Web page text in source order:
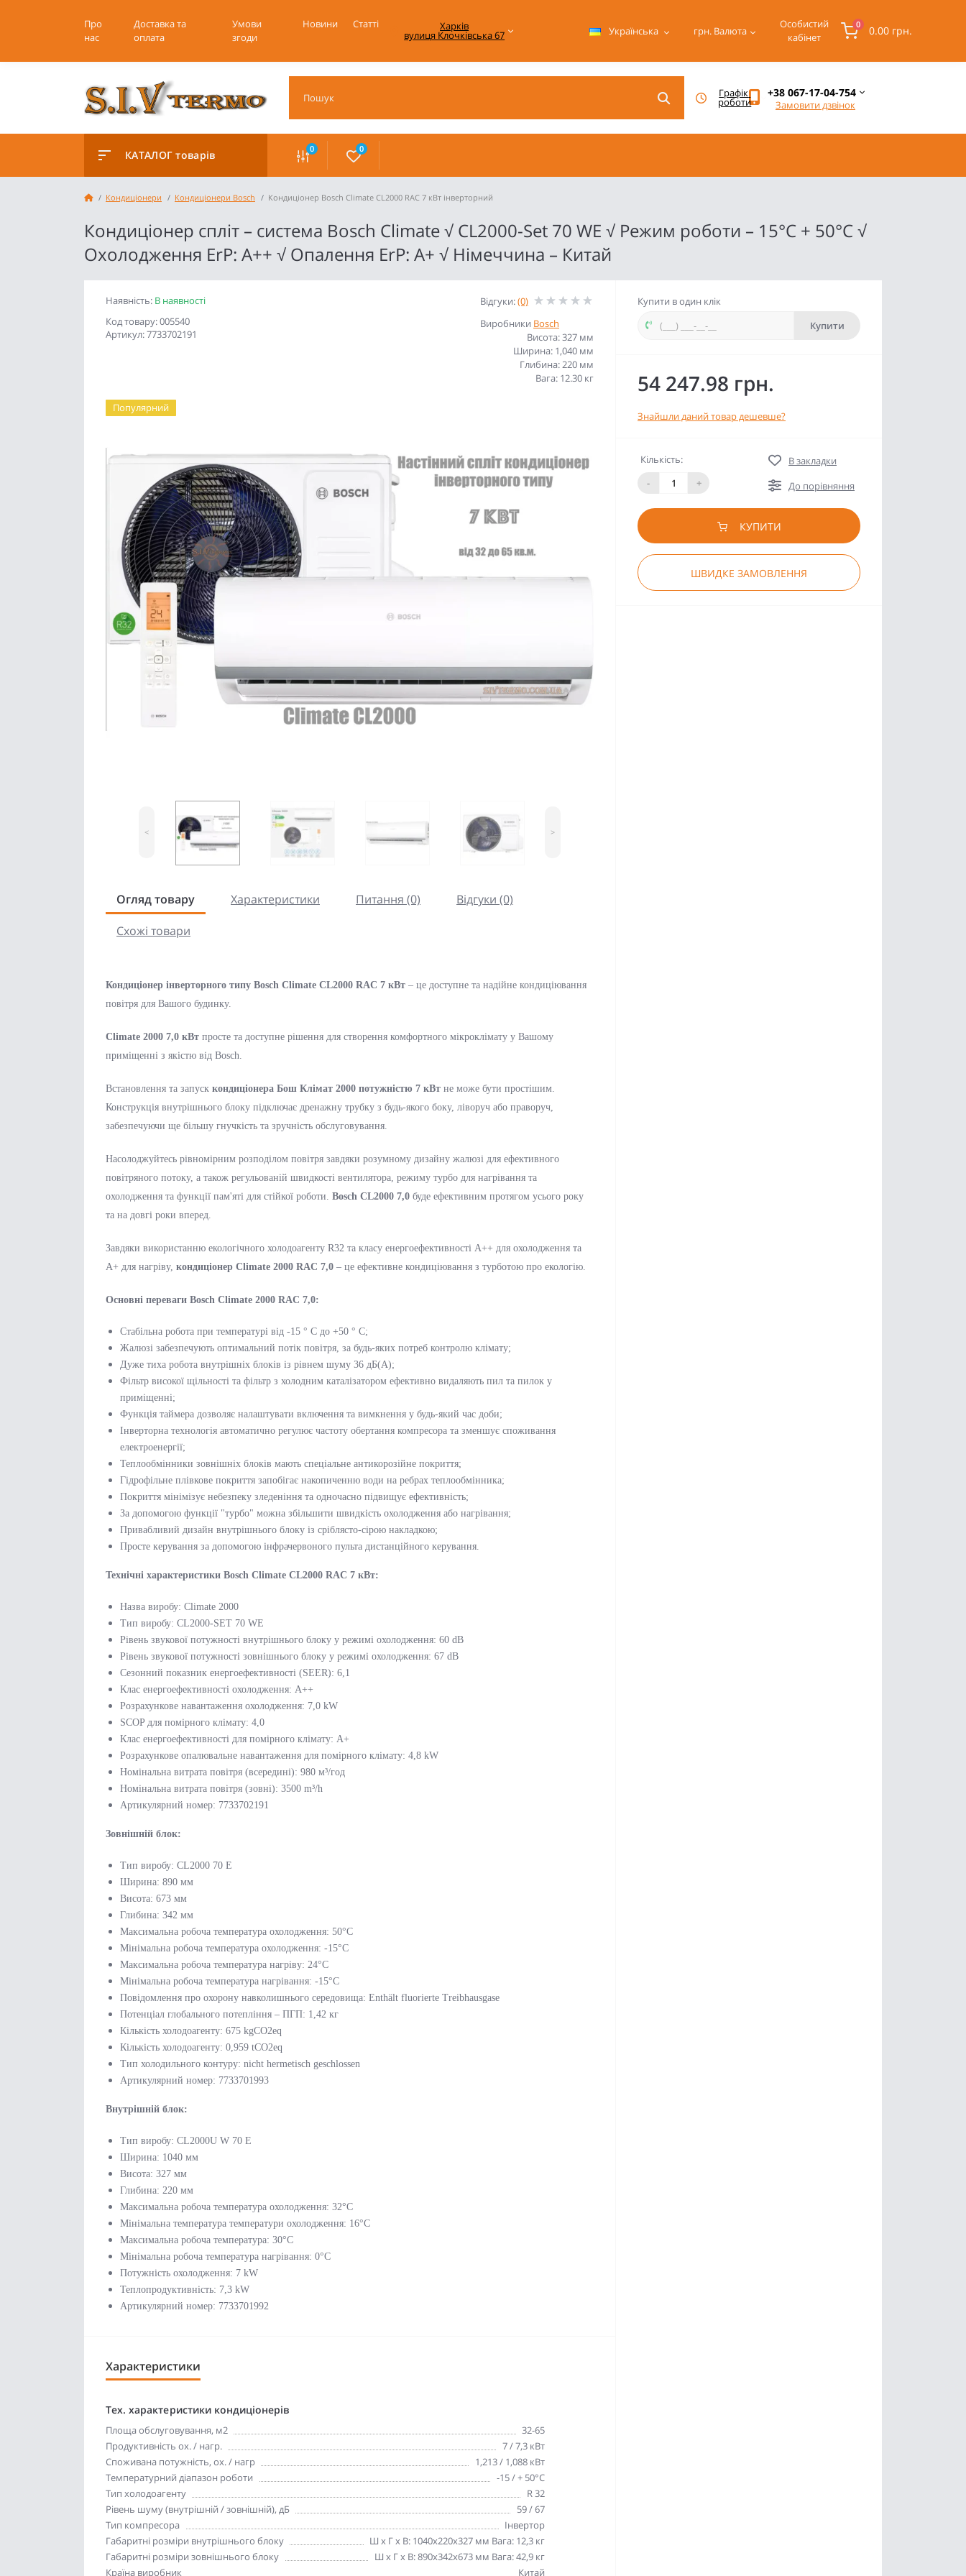
Про
нас
Доставка та
оплата
Умови
згоди
Новини Статті Харків
вулиця Клочківська 67 Українська грн. Валюта
Особистий
кабінет
0 0.00 грн.
Графік
роботи
+38 067-17-04-754
Замовити дзвінок
КАТАЛОГ товарів 0 0
Кондиціонери Кондиціонери Bosch Кондиціонер Bosch Climate CL2000 RAC 7 кВт інверторний
Кондиціонер спліт – система Bosch Climate √ CL2000-Set 70 WE √ Режим роботи – 15°C + 50°С √
Охолодження ErP: А++ √ Опалення ErP: А+ √ Німеччина – Китай
Наявність: В наявності
Код товару: 005540
Артикул: 7733702191
Відгуки:(0)
Виробники Bosch
Висота: 327 мм
Ширина: 1,040 мм
Глибина: 220 мм
Вага: 12.30 кг
Популярний
< >
Огляд товару Характеристики Питання (0)
Відгуки (0)
Схожі товари
Кондиціонер інверторного типу Bosch Climate CL2000 RAC 7 кВт – це доступне та надійне кондиціювання
повітря для Вашого будинку.
Climate 2000 7,0 кВт просте та доступне рішення для створення комфортного мікроклімату у Вашому
приміщенні з якістю від Bosch.
Встановлення та запуск кондиціонера Бош Клімат 2000 потужністю 7 кВт не може бути простішим.
Конструкція внутрішнього блоку підключає дренажну трубку з будь-якого боку, ліворуч або праворуч,
забезпечуючи ще більшу гнучкість та зручність обслуговування.
Насолоджуйтесь рівномірним розподілом повітря завдяки розумному дизайну жалюзі для ефективного
повітряного потоку, а також регульованій швидкості вентилятора, режиму турбо для нагрівання та
охолодження та функції пам'яті для стійкої роботи. Bosch CL2000 7,0 буде ефективним протягом усього року
та на довгі роки вперед.
Завдяки використанню екологічного холодоагенту R32 та класу енергоефективності A++ для охолодження та
A+ для нагріву, кондиціонер Climate 2000 RAC 7,0 – це ефективне кондиціювання з турботою про екологію.
Основні переваги Bosch Climate 2000 RAC 7,0:
Стабільна робота при температурі від -15 ° C до +50 ° C;
Жалюзі забезпечують оптимальний потік повітря, за будь-яких потреб контролю клімату;
Дуже тиха робота внутрішніх блоків із рівнем шуму 36 дБ(А);
Фільтр високої щільності та фільтр з холодним каталізатором ефективно видаляють пил та пилок у
приміщенні;
Функція таймера дозволяє налаштувати включення та вимкнення у будь-який час доби;
Інверторна технологія автоматично регулює частоту обертання компресора та зменшує споживання
електроенергії;
Теплообмінники зовнішніх блоків мають спеціальне антикорозійне покриття;
Гідрофільне плівкове покриття запобігає накопиченню води на ребрах теплообмінника;
Покриття мінімізує небезпеку зледеніння та одночасно підвищує ефективність;
За допомогою функції "турбо" можна збільшити швидкість охолодження або нагрівання;
Привабливий дизайн внутрішнього блоку із сріблясто-сірою накладкою;
Просте керування за допомогою інфрачервоного пульта дистанційного керування.
Технічні характеристики Bosch Climate CL2000 RAC 7 кВт:
Назва виробу: Climate 2000
Тип виробу: CL2000-SET 70 WE
Рівень звукової потужності внутрішнього блоку у режимі охолодження: 60 dB
Рівень звукової потужності зовнішнього блоку у режимі охолодження: 67 dB
Сезонний показник енергоефективності (SEER): 6,1
Клас енергоефективності охолодження: A++
Розрахункове навантаження охолодження: 7,0 kW
SCOP для помірного клімату: 4,0
Клас енергоефективності для помірного клімату: A+
Розрахункове опалювальне навантаження для помірного клімату: 4,8 kW
Номінальна витрата повітря (всередині): 980 м³/год
Номінальна витрата повітря (зовні): 3500 m³/h
Артикулярний номер: 7733702191
Зовнішній блок:
Тип виробу: CL2000 70 E
Ширина: 890 мм
Висота: 673 мм
Глибина: 342 мм
Максимальна робоча температура охолодження: 50°C
Мінімальна робоча температура охолодження: -15°C
Максимальна робоча температура нагріву: 24°C
Мінімальна робоча температура нагрівання: -15°C
Повідомлення про охорону навколишнього середовища: Enthält fluorierte Treibhausgase
Потенціал глобального потепління – ПГП: 1,42 кг
Кількість холодоагенту: 675 kgCO2eq
Кількість холодоагенту: 0,959 tCO2eq
Тип холодильного контуру: nicht hermetisch geschlossen
Артикулярний номер: 7733701993
Внутрішній блок:
Тип виробу: CL2000U W 70 E
Ширина: 1040 мм
Висота: 327 мм
Глибина: 220 мм
Максимальна робоча температура охолодження: 32°C
Мінімальна температура температури охолодження: 16°C
Максимальна робоча температура: 30°C
Мінімальна робоча температура нагрівання: 0°C
Потужність охолодження: 7 kW
Теплопродуктивність: 7,3 kW
Артикулярний номер: 7733701992
Характеристики
Тех. характеристики кондиціонерів
Площа обслуговування, м2
32-65
Продуктивність ох. / нагр.
7 / 7,3 кВт
Споживана потужність, ох. / нагр
1,213 / 1,088 кВт
Температурний діапазон роботи
-15 / + 50°C
Тип холодоагенту
R 32
Рівень шуму (внутрішній / зовнішній), дБ
59 / 67
Тип компресора
Інвертор
Габаритні розміри внутрішнього блоку
Ш х Г х В: 1040x220x327 мм Вага: 12,3 кг
Габаритні розміри зовнішнього блоку
Ш х Г х В: 890х342х673 мм Вага: 42,9 кг
Країна виробник
Китай
Купити в один клік
Купити
54 247.98 грн.
Знайшли даний товар дешевше?
Кількість:
-
+
В закладки
До порівняння
КУПИТИ
ШВИДКЕ ЗАМОВЛЕННЯ